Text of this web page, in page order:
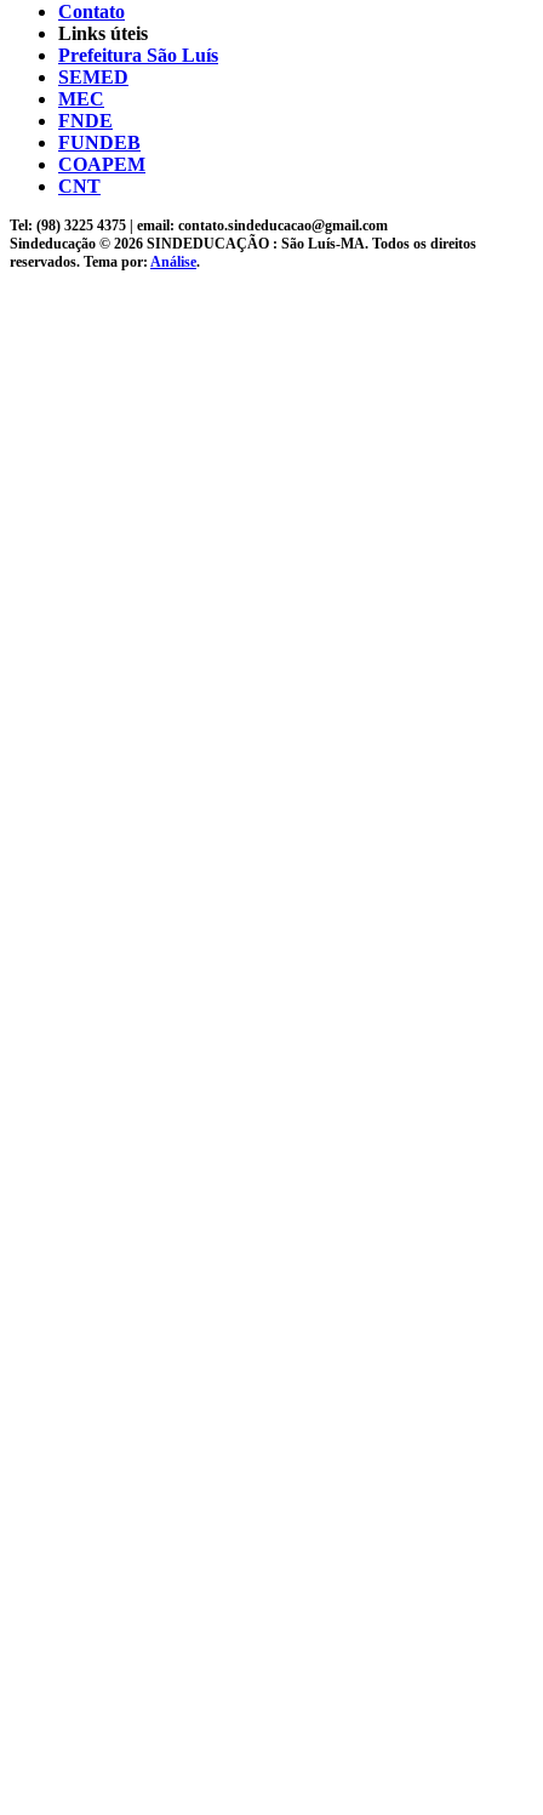
Contato
Links úteis
Prefeitura São Luís
SEMED
MEC
FNDE
FUNDEB
COAPEM
CNT
Tel: (98) 3225 4375 | email: contato.sindeducacao@gmail.com
Sindeducação © 2026 SINDEDUCAÇÃO : São Luís-MA. Todos os direitos
reservados. Tema por: Análise.